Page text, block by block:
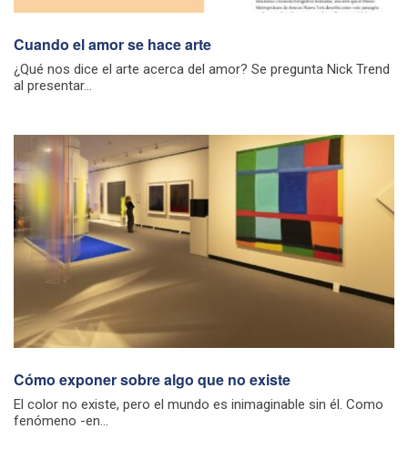
Cuando el amor se hace arte
¿Qué nos dice el arte acerca del amor? Se pregunta Nick Trend
al presentar...
Cómo exponer sobre algo que no existe
El color no existe, pero el mundo es inimaginable sin él. Como
fenómeno -en...